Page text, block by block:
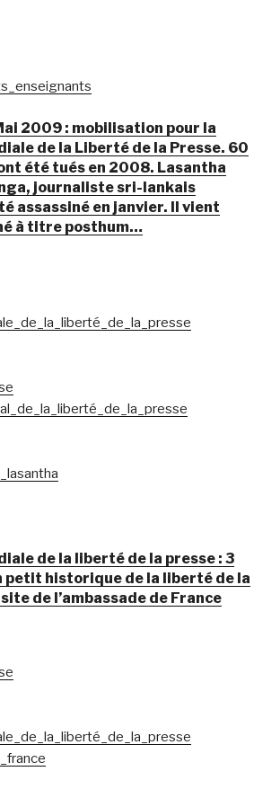
2009 : mobilisation pour la
de la Liberté de la Presse. 60
été tués en 2008. Lasantha
journaliste sri-lankais
assassiné en janvier. Il vient
à titre posthum…
de la liberté de la presse : 3
petit historique de la liberté de la
de l’ambassade de France